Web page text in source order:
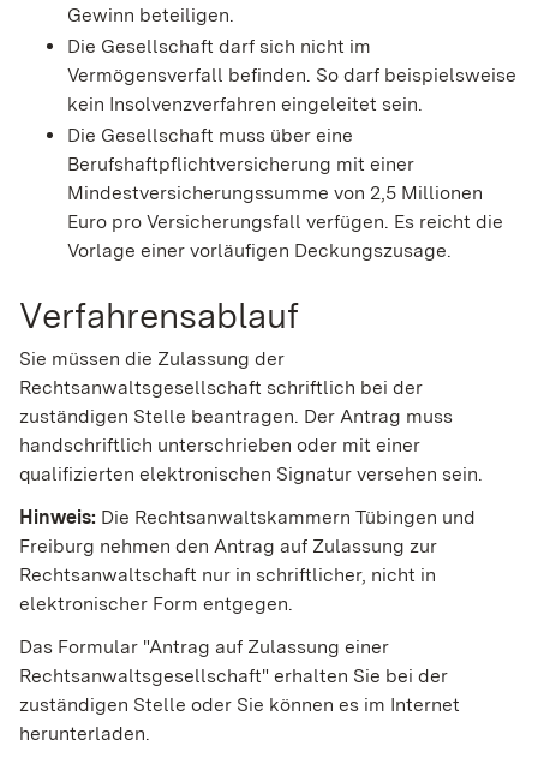
Gewinn beteiligen.
Die Gesellschaft darf sich nicht im
Vermögensverfall befinden. So darf beispielsweise
kein Insolvenzverfahren eingeleitet sein.
Die Gesellschaft muss über eine
Berufshaftpflichtversicherung mit einer
Mindestversicherungssumme von 2,5 Millionen
Euro pro Versicherungsfall verfügen. Es reicht die
Vorlage einer vorläufigen Deckungszusage.
Verfahrensablauf
Sie müssen die Zulassung der
Rechtsanwaltsgesellschaft schriftlich bei der
zuständigen Stelle beantragen. Der Antrag muss
handschriftlich unterschrieben oder mit einer
qualifizierten elektronischen Signatur versehen sein.
Hinweis: Die Rechtsanwaltskammern Tübingen und
Freiburg nehmen den Antrag auf Zulassung zur
Rechtsanwaltschaft nur in schriftlicher, nicht in
elektronischer Form entgegen.
Das Formular "Antrag auf Zulassung einer
Rechtsanwaltsgesellschaft" erhalten Sie bei der
zuständigen Stelle oder Sie können es im Internet
herunterladen.